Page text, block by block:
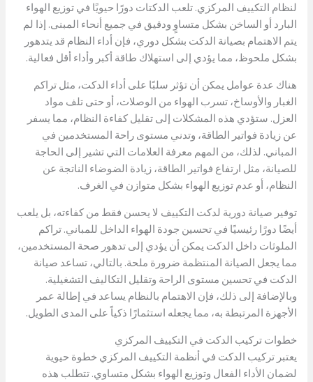
لنظام التكييف المركزي. تلعب الدكتات دورًا حيويًا في توزيع الهواء
البارد أو الساخن بشكل متساوٍ ودقيق في جميع أنحاء المبنى. إذا لم
يتم الاهتمام بصيانة الدكت بشكل دوري، فإن أداء النظام قد يتدهور
بشكل ملحوظ، مما يؤدي إلى استهلاك طاقة أكبر وأداء أقل فعالية.
هناك عدة عوامل يمكن أن تؤثر سلبًا على أداء الدكت، مثل تراكم
الغبار والأوساخ، تسرب الهواء من الوصلات، أو حتى تلف مواد
العزل. ستؤدي هذه المشكلات إلى تقليل كفاءة النظام، مما يسفر
عن زيادة فواتير الطاقة، وتدني مستوى راحة المستخدمين في
المباني. لذلك، من المهم معرفة العلامات التي تشير إلى الحاجة
للصيانة، مثل ارتفاع فواتير الطاقة، زيادة الضوضاء الناتجة عن
النظام، أو عدم توزيع الهواء بشكل متوازن في الغرف.
توفير صيانة دورية لدكت التكييف لا يحسن فقط من كفاءته، بل يلعب
أيضًا دورًا رئيسيًا في تحسين جودة الهواء الداخل للمباني. تراكم
الملوثات داخل الدكت يمكن أن يؤدي إلى تدهور صحة المستخدمين،
مما يجعل الصيانة المنتظمة ضرورة ملحة. بالتالي، تساعد صيانة
الدكت في تحسين مستوى الراحة وتقليل التكاليف التشغيلية.
وبالإضافة إلى ذلك، فإن الاهتمام بالنظام يساعد في إطالة عمر
الأجهزة المرتبطة به، مما يجعله استثمارًا ذكياً على المدى الطويل.
خطوات تركيب الدكت في التكييف المركزي
يعتبر تركيب الدكت في أنظمة التكييف المركزي خطوة حيوية
لضمان الأداء الفعال وتوزيع الهواء بشكل متساوي. تتطلب هذه